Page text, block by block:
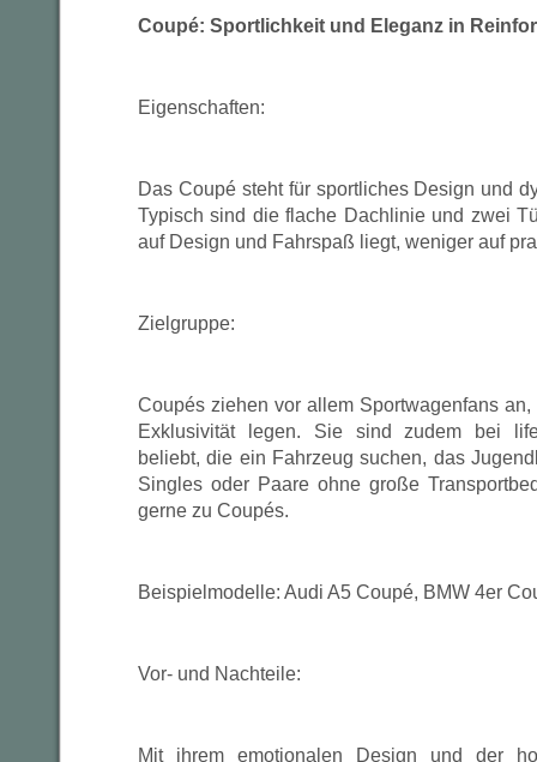
Coupé: Sportlichkeit und Eleganz in
Eigenschaften:
Das Coupé steht für sportliches Design und
Typisch sind die flache Dachlinie und zwei
auf Design und Fahrspaß liegt, weniger auf
Zielgruppe:
Coupés ziehen vor allem Sportwagenfans
Exklusivität legen. Sie sind zudem bei
beliebt, die ein Fahrzeug suchen, das
Singles oder Paare ohne große
gerne zu Coupés.
Beispielmodelle: Audi A5 Coupé, BMW 4er
Vor- und Nachteile:
Mit ihrem emotionalen Design und der